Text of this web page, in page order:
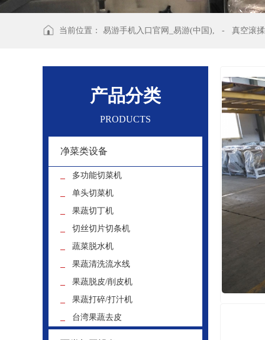
当前位置： 易游手机入口官网_易游(中国), - 真空滚
产品分类
PRODUCTS
净菜类设备
多功能切菜机
单头切菜机
果蔬切丁机
切丝切片切条机
蔬菜脱水机
果蔬清洗流水线
果蔬脱皮/削皮机
果蔬打碎/打汁机
台湾果蔬去皮